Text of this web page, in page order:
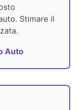
Stimare il
Auto